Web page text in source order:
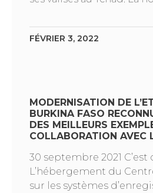
FÉVRIER 3, 2022
MODERNISATION DE
BURKINA FASO
DES MEILLEURS
COLLABORATION AVEC
30 septembre 2021 C’est
L’hébergement du
sur les systèmes